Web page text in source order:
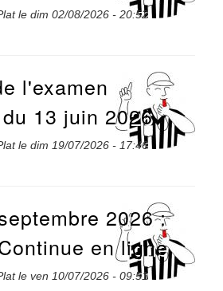
le dim 02/08/2026 - 20:52
l'examen
13 juin 2026
le dim 19/07/2026 - 17:46
2026 :
en ligne
le ven 10/07/2026 - 09:51